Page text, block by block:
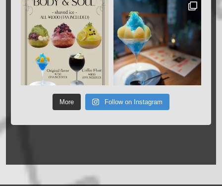
More Follow on Instagram